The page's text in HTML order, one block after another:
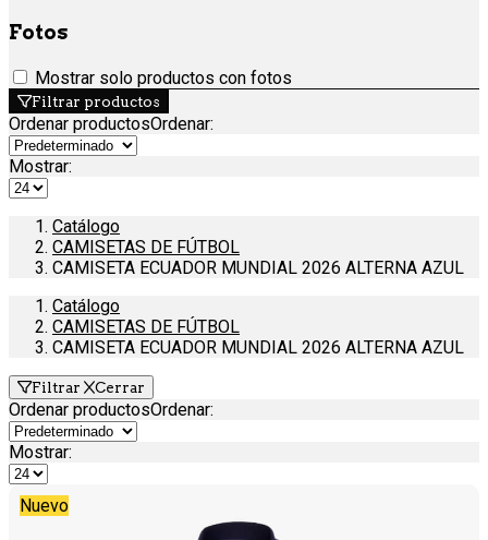
Fotos
Mostrar solo productos con fotos
Filtrar productos
Ordenar productosOrdenar:
Mostrar:
Catálogo
CAMISETAS DE FÚTBOL
CAMISETA ECUADOR MUNDIAL 2026 ALTERNA AZUL
Catálogo
CAMISETAS DE FÚTBOL
CAMISETA ECUADOR MUNDIAL 2026 ALTERNA AZUL
Filtrar Cerrar
Ordenar productosOrdenar:
Mostrar:
Nuevo